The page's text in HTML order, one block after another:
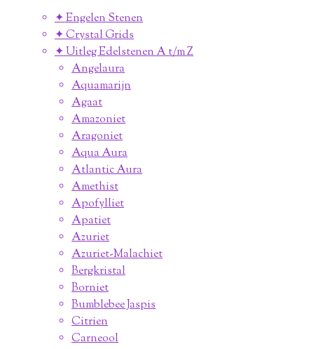
✦ Engelen Stenen
✦ Crystal Grids
✦ Uitleg Edelstenen A t/m Z
Angelaura
Aquamarijn
Agaat
Amazoniet
Aragoniet
Aqua Aura
Atlantic Aura
Amethist
Apofylliet
Apatiet
Azuriet
Azuriet-Malachiet
Bergkristal
Borniet
Bumblebee Jaspis
Citrien
Carneool